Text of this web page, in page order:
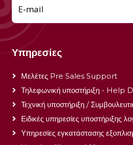
E-mail
Υπηρεσίες
Μελέτες Pre Sales Support
Τηλεφωνική υποστήριξη - Help
Τεχνική υποστήριξη /
Ειδικές υπηρεσίες υποστήριξης
Υπηρεσίες εγκατάστασης